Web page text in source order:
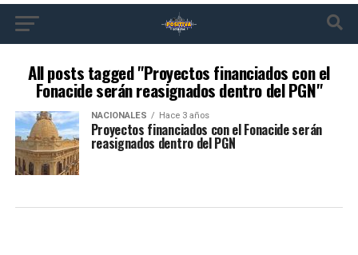
All posts tagged "Proyectos financiados con el
Fonacide serán reasignados dentro del PGN"
NACIONALES Hace 3 años
Proyectos financiados con el Fonacide serán
reasignados dentro del PGN